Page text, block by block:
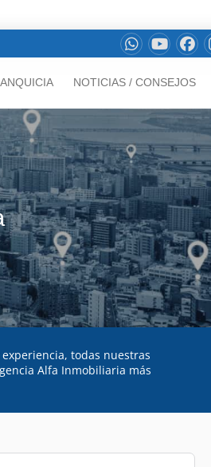
NOTICIAS / CONSEJOS
todas nuestras
Alfa Inmobiliaria más